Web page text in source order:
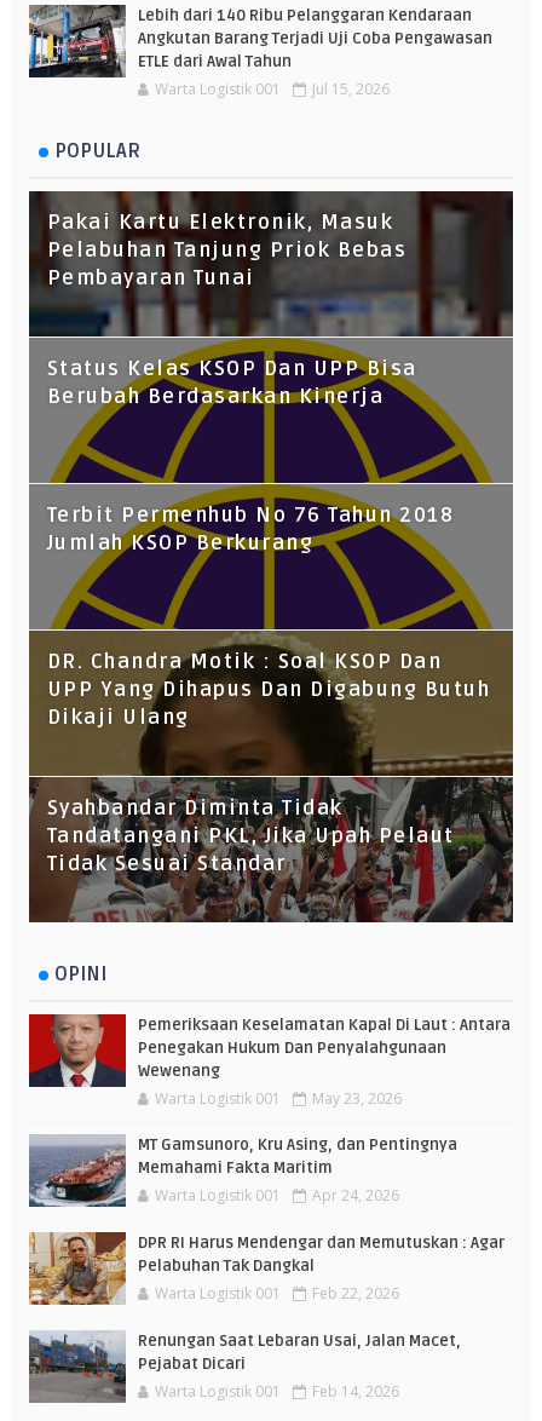
Lebih dari 140 Ribu Pelanggaran Kendaraan
Angkutan Barang Terjadi Uji Coba Pengawasan
ETLE dari Awal Tahun
Warta Logistik 001 Jul 15, 2026
POPULAR
Pakai Kartu Elektronik, Masuk
Pelabuhan Tanjung Priok Bebas
Pembayaran Tunai
Status Kelas KSOP Dan UPP Bisa
Berubah Berdasarkan Kinerja
Terbit Permenhub No 76 Tahun 2018
Jumlah KSOP Berkurang
DR. Chandra Motik : Soal KSOP Dan
UPP Yang Dihapus Dan Digabung Butuh
Dikaji Ulang
Syahbandar Diminta Tidak
Tandatangani PKL, Jika Upah Pelaut
Tidak Sesuai Standar
OPINI
Pemeriksaan Keselamatan Kapal Di Laut : Antara
Penegakan Hukum Dan Penyalahgunaan
Wewenang
Warta Logistik 001 May 23, 2026
MT Gamsunoro, Kru Asing, dan Pentingnya
Memahami Fakta Maritim
Warta Logistik 001 Apr 24, 2026
DPR RI Harus Mendengar dan Memutuskan : Agar
Pelabuhan Tak Dangkal
Warta Logistik 001 Feb 22, 2026
Renungan Saat Lebaran Usai, Jalan Macet,
Pejabat Dicari
Warta Logistik 001 Feb 14, 2026